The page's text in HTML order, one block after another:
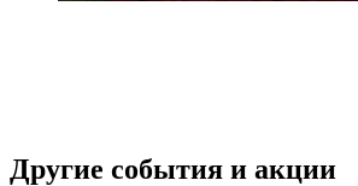
Другие события и акции